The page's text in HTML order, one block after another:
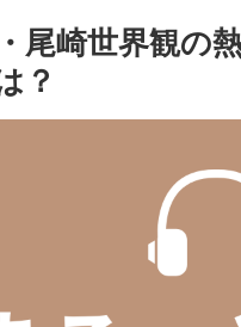
尾崎世界観の
？